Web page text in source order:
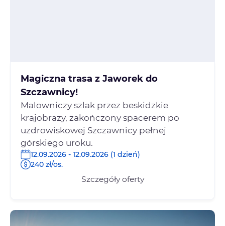
Magiczna trasa z Jaworek do
Szczawnicy!
Malowniczy szlak przez beskidzkie
krajobrazy, zakończony spacerem po
uzdrowiskowej Szczawnicy pełnej
górskiego uroku.
12.09.2026 - 12.09.2026 (1 dzień)
240 zł/os.
Szczegóły oferty